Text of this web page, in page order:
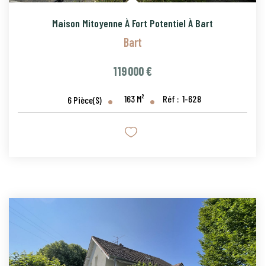
Maison Mitoyenne À Fort Potentiel À Bart
Bart
119 000 €
6 Pièce(s) 163 M² Réf : 1-628